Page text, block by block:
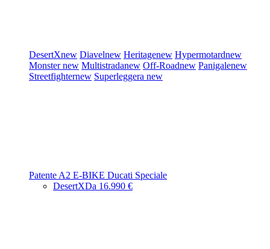
DesertXnew Diavelnew Heritagenew Hypermotardnew
Monsternew Multistradanew Off-Roadnew Panigalenew
Streetfighternew Superleggera new
Patente A2 E-BIKE Ducati Speciale
DesertXDa 16.990 €